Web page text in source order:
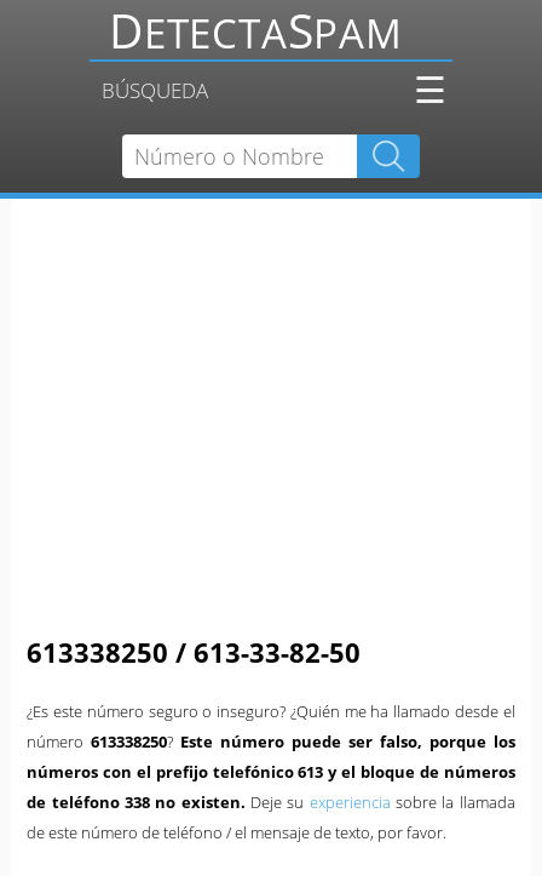
BÚSQUEDA ☰
613338250 / 613-33-82-50
¿Es este número seguro o inseguro? ¿Quién me ha llamado desde el
número613338250? Este número puede ser falso, porque los
números con el prefijo telefónico 613 y el bloque de números
de teléfono 338 no existen. Deje su experiencia sobre la llamada
de este número de teléfono / el mensaje de texto, por favor.